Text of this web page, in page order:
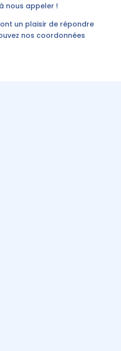
nous appeler !
un plaisir de répondre
nos coordonnées